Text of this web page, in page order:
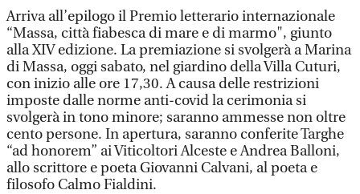
Arriva all’epilogo il Premio letterario internazionale
“Massa, città fiabesca di mare e di marmo", giunto
alla XIV edizione. La premiazione si svolgerà a Marina
di Massa, oggi sabato, nel giardino della Villa Cuturi,
con inizio alle ore 17,30. A causa delle restrizioni
imposte dalle norme anti-covid la cerimonia si
svolgerà in tono minore; saranno ammesse non oltre
cento persone. In apertura, saranno conferite Targhe
“ad honorem” ai Viticoltori Alceste e Andrea Balloni,
allo scrittore e poeta Giovanni Calvani, al poeta e
filosofo Calmo Fialdini.